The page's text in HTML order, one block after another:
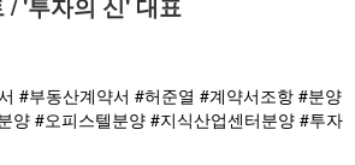
/ '투자의 신' 대표
#부동산계약서 #허준열 #계약서조항 #분양
양 #오피스텔분양 #지식산업센터분양 #투자